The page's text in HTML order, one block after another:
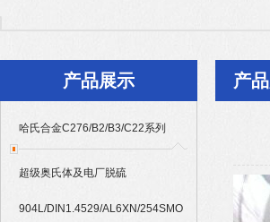
Alloy625/601/686/718系列
产品展示
哈氏合金C276/B2/B3/C22系列
超级奥氏体及电厂脱硫
904L/DIN1.4529/AL6XN/254SMO
产